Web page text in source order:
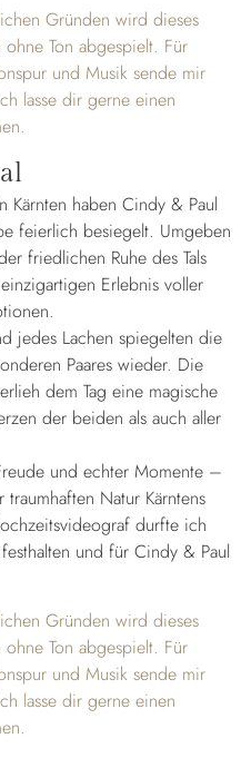
Gründen wird dieses
Ton abgespielt. Für
und Musik sende mir
lasse dir gerne einen
Gründen wird dieses
Ton abgespielt. Für
und Musik sende mir
lasse dir gerne einen
Kärnten haben Cindy & Paul
feierlich besiegelt. Umgeben
friedlichen Ruhe des Tals
Erlebnis voller
jedes Lachen spiegelten die
Paares wieder. Die
dem Tag eine magische
der beiden als auch aller
und echter Momente –
Natur Kärntens
durfte ich
und für Cindy & Paul